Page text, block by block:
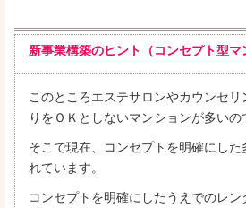
新事業構築のヒント（コンセプト型マ
このところエステサロンやカウンセ
りをＯＫとしないマンションが多い
そこで現在、コンセプトを明確にし
れています。
コンセプトを明確にしたうえでのレ